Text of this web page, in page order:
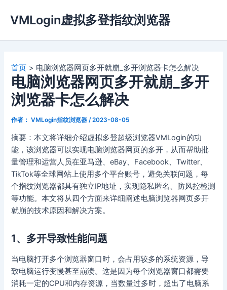
容
VMLogin虚拟多登指纹浏览器
首页 电脑浏览器网页多开就崩_多开浏览器卡怎么解决
电脑浏览器网页多开就崩_多开
浏览器卡怎么解决
作者： VMLogin指纹浏览器 /2023-08-05
摘要：本文将详细介绍虚拟多登超级浏览器VMLogin的功
能，该浏览器可以实现电脑浏览器网页的多开，从而帮助批
量管理和运营人员在亚马逊、eBay、Facebook、Twitter、
TikTok等全球网站上使用多个平台账号，避免关联问题，每
个指纹浏览器都具有独立IP地址，实现隐私匿名、防风控检测
等功能。本文将从四个方面来详细阐述电脑浏览器网页多开
就崩的技术原因和解决方案。
1、多开导致性能问题
当电脑打开多个浏览器窗口时，会占用较多的系统资源，导
致电脑运行变慢甚至崩溃。这是因为每个浏览器窗口都需要
消耗一定的CPU和内存资源，当数量过多时，超出了电脑系